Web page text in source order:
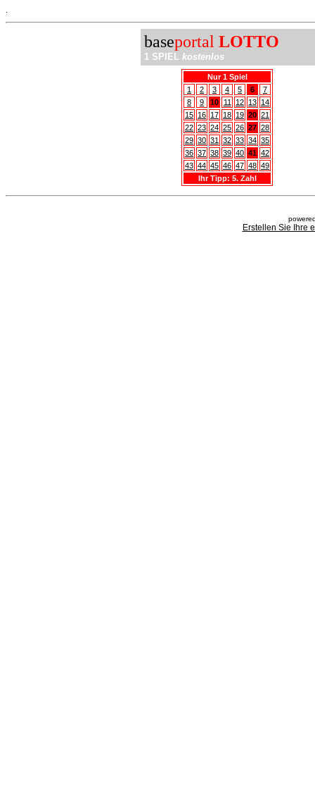
baseportal LOTTO
1 SPIEL kostenlos
Nur 1 Spiel
1
2 3 4 5 6
7
8
9 10 11 12 13 14
15 16 17 18 19 20 21
22 23 24 25 26 27 28
29 30 31 32 33 34 35
36 37 38 39 40 41 42
43 44 45 46 47 48 49
Ihr Tipp: 5. Zahl
Erstellen Sie Ihre